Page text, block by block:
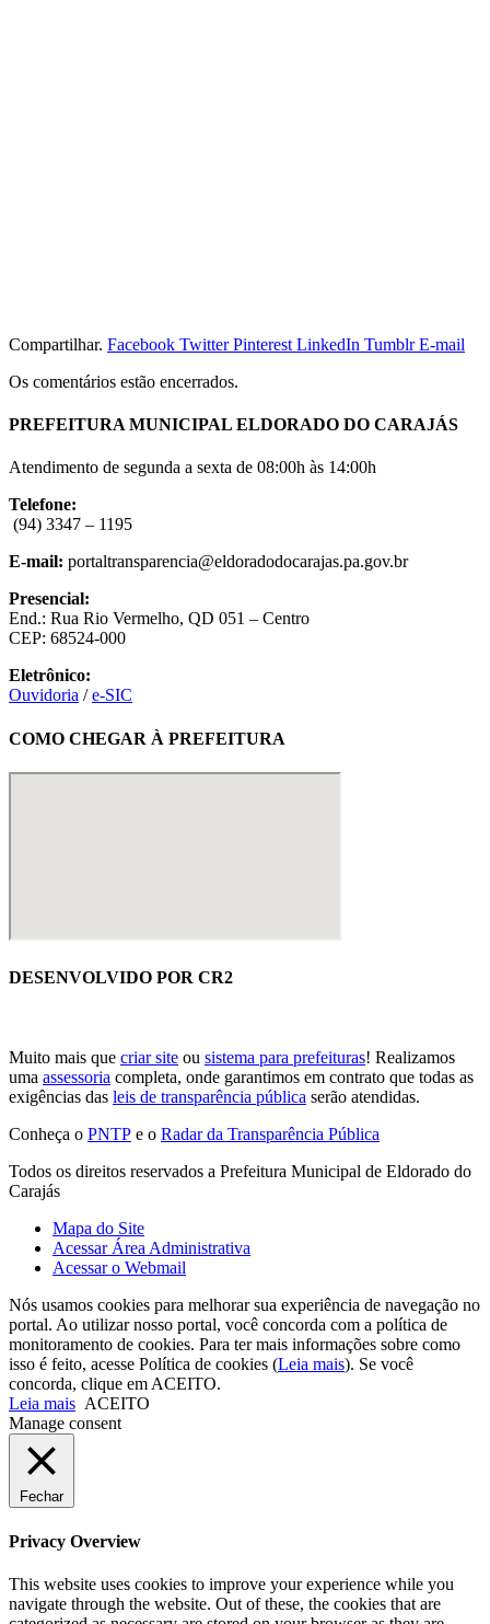
Compartilhar. Facebook Twitter Pinterest LinkedIn Tumblr E-mail
Os comentários estão encerrados.
PREFEITURA MUNICIPAL ELDORADO DO CARAJÁS
Atendimento de segunda a sexta de 08:00h às 14:00h
Telefone:
(94) 3347 – 1195
E-mail: portaltransparencia@eldoradodocarajas.pa.gov.br
Presencial:
End.: Rua Rio Vermelho, QD 051 – Centro
CEP: 68524-000
Eletrônico:
Ouvidoria /e-SIC
COMO CHEGAR À PREFEITURA
DESENVOLVIDO POR CR2
Muito mais que criar site ou sistema para prefeituras! Realizamos
uma assessoria completa, onde garantimos em contrato que todas as
exigências das leis de transparência pública serão atendidas.
Conheça o PNTP e o Radar da Transparência Pública
Todos os direitos reservados a Prefeitura Municipal de Eldorado do
Carajás
Mapa do Site
Acessar Área Administrativa
Acessar o Webmail
Nós usamos cookies para melhorar sua experiência de navegação no
portal. Ao utilizar nosso portal, você concorda com a política de
monitoramento de cookies. Para ter mais informações sobre como
isso é feito, acesse Política de cookies (Leia mais). Se você
concorda, clique em ACEITO.
Leia mais ACEITO
Manage consent
Fechar
Privacy Overview
This website uses cookies to improve your experience while you
navigate through the website. Out of these, the cookies that are